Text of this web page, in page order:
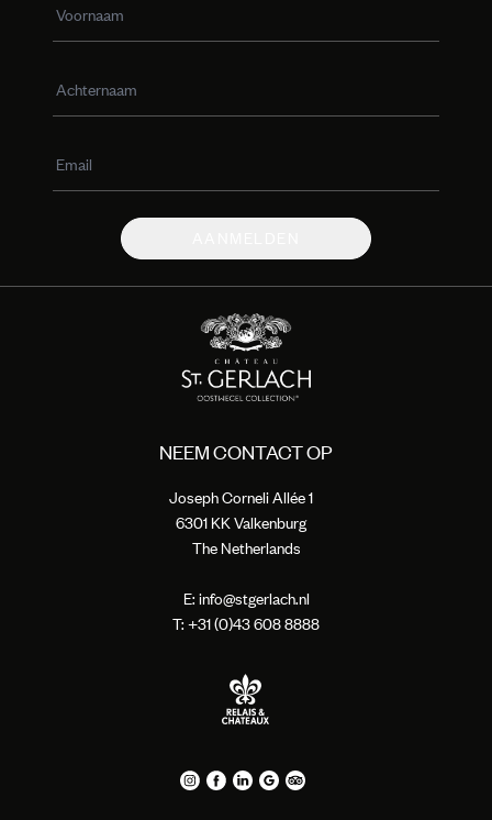
NEEM CONTACT OP
Joseph Corneli Allée 1
6301 KK Valkenburg
The Netherlands
E: info@stgerlach.nl
T: +31 (0)43 608 8888